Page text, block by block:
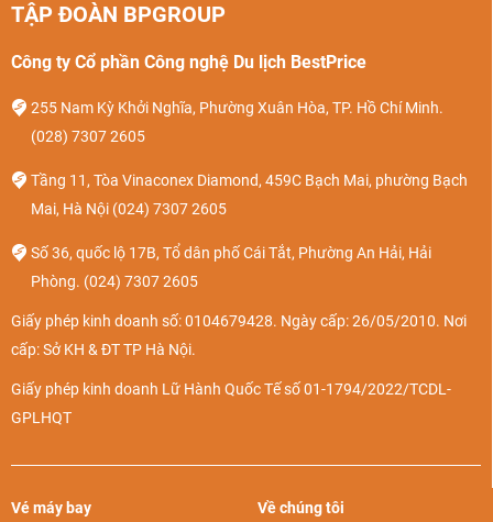
Ambassador II - du thuyền một ngày hot nhất hiện nay. Liên
hệ với BestPrice qua số tổng đài 1900 2605 để được hỗ trợ
đặt du thuyền nhanh nhất!
TẬP ĐOÀN BPGROUP
Công ty Cổ phần Công nghệ Du lịch BestPrice
255 Nam Kỳ Khởi Nghĩa, Phường Xuân Hòa, TP. Hồ Chí Minh.
(028) 7307 2605
Tầng 11, Tòa Vinaconex Diamond, 459C Bạch Mai, phường Bạch
Mai, Hà Nội (024) 7307 2605
Số 36, quốc lộ 17B, Tổ dân phố Cái Tắt, Phường An Hải, Hải
Phòng. (024) 7307 2605
Giấy phép kinh doanh số: 0104679428. Ngày cấp: 26/05/2010. Nơi
cấp: Sở KH & ĐT TP Hà Nội.
Giấy phép kinh doanh Lữ Hành Quốc Tế số 01-1794/2022/TCDL-
GPLHQT
Vé máy bay Về chúng tôi